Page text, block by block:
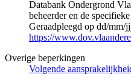
Databank Ondergrond
beheerder en de
Geraadpleegd op dd/mm/
https://
Overige beperkingen
Volgende